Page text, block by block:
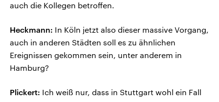
auch die Kollegen betroffen.
Heckmann: In Köln jetzt also dieser massive Vorgang,
auch in anderen Städten soll es zu ähnlichen
Ereignissen gekommen sein, unter anderem in
Hamburg?
Plickert: Ich weiß nur, dass in Stuttgart wohl ein Fall